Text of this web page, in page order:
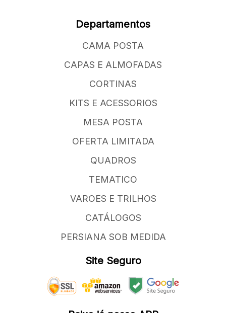
Departamentos
CAMA POSTA
CAPAS E ALMOFADAS
CORTINAS
KITS E ACESSORIOS
MESA POSTA
OFERTA LIMITADA
QUADROS
TEMATICO
VAROES E TRILHOS
CATÁLOGOS
PERSIANA SOB MEDIDA
Site Seguro